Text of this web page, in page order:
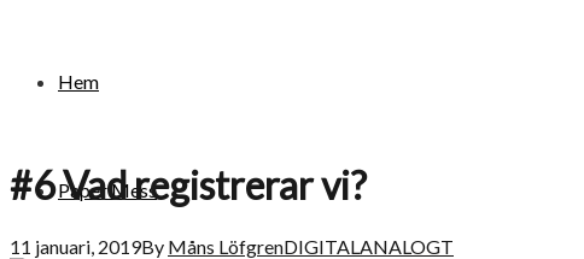
Hem
Paper Mess
#6 Vad registrerar vi?
11 januari, 2019By Måns LöfgrenDIGITALANALOGT